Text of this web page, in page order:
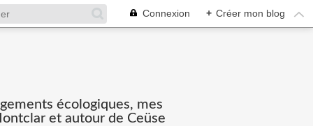
Connexion + Créer mon blog
écologiques, mes
et autour de Ceüse